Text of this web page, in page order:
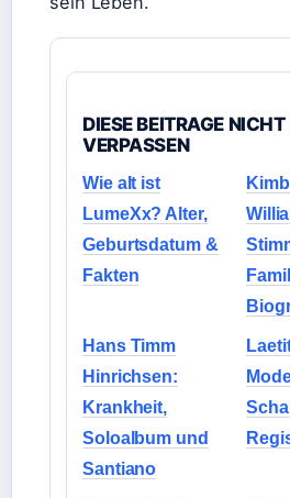
DIESE BEITRAGE NICHT
VERPASSEN
Wie alt ist
LumeXx? Alter,
Geburtsdatum &
Fakten
Hans Timm
Hinrichsen:
Krankheit,
Soloalbum und
Santiano